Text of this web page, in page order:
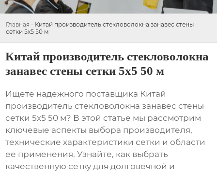
Главная - Китай производитель стекловолокна занавес стены
сетки 5x5 50 м
Китай производитель стекловолокна
занавес стены сетки 5x5 50 м
Ищете надежного поставщика Китай
производитель стекловолокна занавес стены
сетки 5x5 50 м? В этой статье мы рассмотрим
ключевые аспекты выбора производителя,
технические характеристики сетки и области
ее применения. Узнайте, как выбрать
качественную сетку для долговечной и